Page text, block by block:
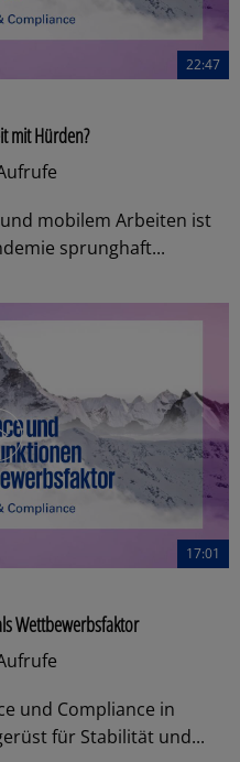
22:47
mit Hürden?
mobilem Arbeiten ist
sprunghaft...
17:01
Wettbewerbsfaktor
und Compliance in
für Stabilität und...